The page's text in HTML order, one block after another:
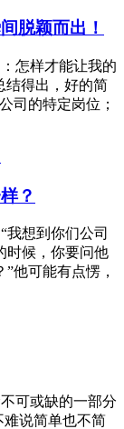
脱颖而出！
怎样才能让我的
结得出，好的简
司的特定岗位；
？
想到你们公司
时候，你要问他
他可能有点愣，
可或缺的一部分
难说简单也不简